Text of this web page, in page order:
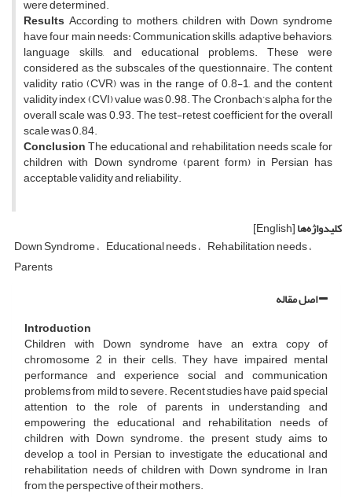
were determined.
Results According to mothers, children with Down syndrome
have four main needs: Communication skills, adaptive behaviors,
language skills, and educational problems. These were
considered as the subscales of the questionnaire. The content
validity ratio (CVR) was in the range of 0.8-1, and the content
validity index (CVI) value was 0.98. The Cronbach’s alpha for the
overall scale was 0.93. The test-retest coefficient for the overall
scale was 0.84.
ConclusionThe educational and rehabilitation needs scale for
children with Down syndrome (parent form) in Persian has
acceptable validity and reliability.
کلیدواژه‌ها[English]
Down Syndrome Educational needs Rehabilitation needs
Parents
اصل مقاله
Introduction
Children with Down syndrome have an extra copy of
chromosome 2 in their cells. They have impaired mental
performance and experience social and communication
problems from mild to severe. Recent studies have paid special
attention to the role of parents in understanding and
empowering the educational and rehabilitation needs of
children with Down syndrome. the present study aims to
develop a tool in Persian to investigate the educational and
rehabilitation needs of children with Down syndrome in Iran
from the perspective of their mothers.